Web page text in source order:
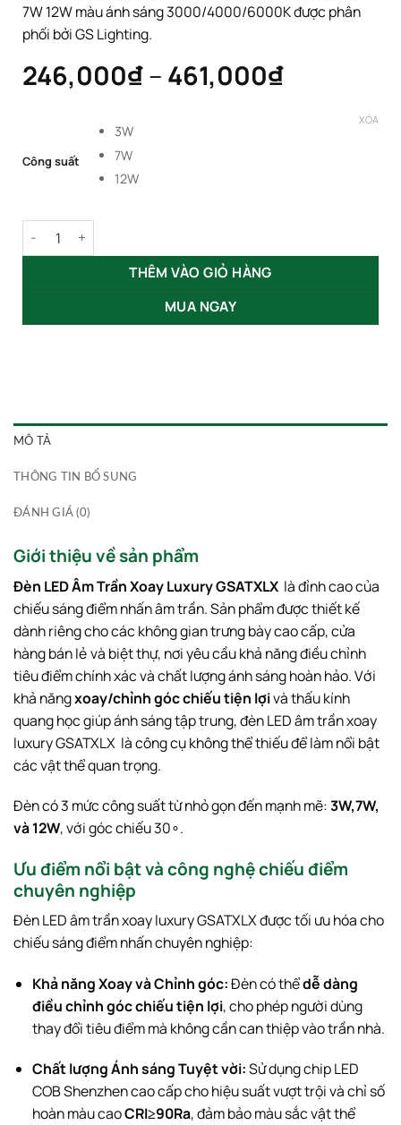
7W 12W màu ánh sáng 3000/4000/6000K được phân
phối bởi GS Lighting.
246,000₫– 461,000₫Khoảng
Công suất
3W
7W
12W
XÓA
Đèn LED Âm Trần Xoay Luxury 3W 7W 12W GSATXLX số lượng
THÊM VÀO GIỎ HÀNG
MUA NGAY
MÔ TẢ
THÔNG TIN BỔ SUNG
ĐÁNH GIÁ (0)
Giới thiệu về sản phẩm
Đèn LED Âm Trần Xoay Luxury GSATXLX là đỉnh cao của
chiếu sáng điểm nhấn âm trần. Sản phẩm được thiết kế
dành riêng cho các không gian trưng bày cao cấp, cửa
hàng bán lẻ và biệt thự, nơi yêu cầu khả năng điều chỉnh
tiêu điểm chính xác và chất lượng ánh sáng hoàn hảo. Với
khả năngxoay/chỉnh góc chiếu tiện lợivà thấu kính
quang học giúp ánh sáng tập trung, đèn LED âm trần xoay
luxury GSATXLX là công cụ không thể thiếu để làm nổi bật
các vật thể quan trọng.
Đèn có 3 mức công suất từ nhỏ gọn đến mạnh mẽ:3W,7W,
và12W, với góc chiếu30∘.
Ưu điểm nổi bật và công nghệ chiếu điểm
chuyên nghiệp
Đèn LED âm trần xoay luxury GSATXLX được tối ưu hóa cho
chiếu sáng điểm nhấn chuyên nghiệp:
Khả năng Xoay và Chỉnh góc:Đèn có thểdễ dàng
điều chỉnh góc chiếu tiện lợi, cho phép người dùng
thay đổi tiêu điểm mà không cần can thiệp vào trần nhà.
Chất lượng Ánh sáng Tuyệt vời:Sử dụng chip LED
COBShenzhen cao cấp cho hiệu suất vượt trội và chỉ số
hoàn màu caoCRI≥90Ra, đảm bảo màu sắc vật thể